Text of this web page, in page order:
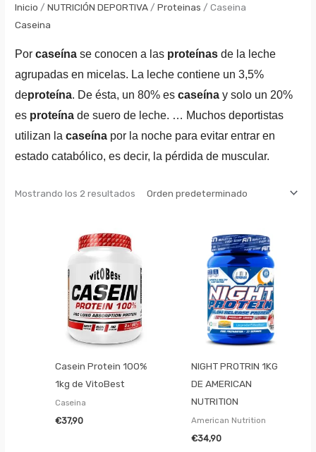
Inicio /NUTRICIÓN DEPORTIVA /Proteinas / Caseina
Caseina
Porcaseína se conocen a las proteínas de la leche
agrupadas en micelas. La leche contiene un 3,5%
deproteína. De ésta, un 80% escaseína y solo un 20%
es proteína de suero de leche. … Muchos deportistas
utilizan lacaseína por la noche para evitar entrar en
estado catabólico, es decir, la pérdida de muscular.
Mostrando los 2 resultados
Casein Protein 100%
1kg de VitoBest
Caseina
€37,90
NIGHT PROTRIN 1KG
DE AMERICAN
NUTRITION
American Nutrition
€34,90